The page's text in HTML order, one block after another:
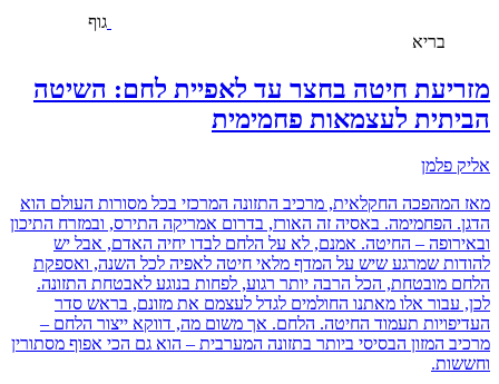
גוף
בריא
מזריעת חיטה בחצר עד לאפיית לחם: השיטה
הביתית לעצמאות פחמימית
אליק פלמן
מאז המהפכה החקלאית, מרכיב התזונה המרכזי בכל מסורות העולם הוא
הדגן. הפחמימה. באסיה זה האורז, בדרום אמריקה התירס, ובמזרח התיכון
ובאירופה – החיטה. אמנם, לא על הלחם לבדו יחיה האדם, אבל יש
להודות שמרגע שיש על המדף מלאי חיטה לאפיה לכל השנה, ואספקת
הלחם מובטחת, הכל הרבה יותר רגוע, לפחות בנוגע לאבטחת התזונה.
לכן, עבור אלו מאתנו החולמים לגדל לעצמם את מזונם, בראש סדר
העדיפויות תעמוד החיטה. הלחם. אך משום מה, דווקא ייצור הלחם –
מרכיב המזון הבסיסי ביותר בתזונה המערבית – הוא גם הכי אפוף מסתורין
וחששות.